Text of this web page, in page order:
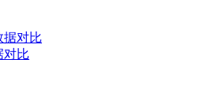
对比